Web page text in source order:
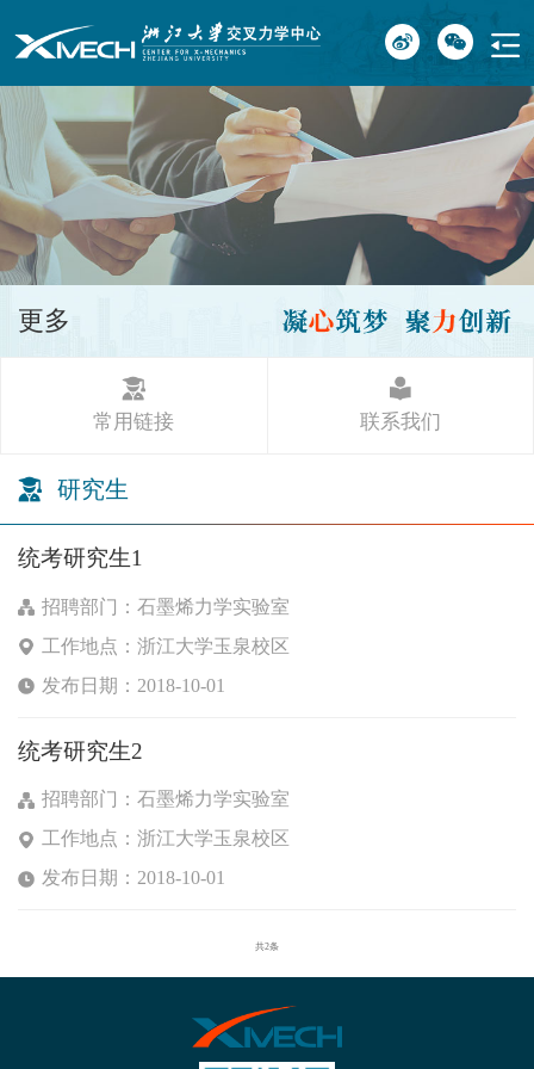
更多
常用链接 联系我们
研究生
统考研究生1
招聘部门：石墨烯力学实验室
工作地点：浙江大学玉泉校区
发布日期：2018-10-01
统考研究生2
招聘部门：石墨烯力学实验室
工作地点：浙江大学玉泉校区
发布日期：2018-10-01
共2条